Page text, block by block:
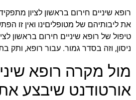
רופא שיניים חירום בראשון לציון
את ליבותיהם של מטופליםינו ואין זו
טיפול של רופא שיניים חירום בראשון
ניסון, וזה בסדר גמור. עבור רופא,
מול מקרה רופא
אורטודנט שיבצע